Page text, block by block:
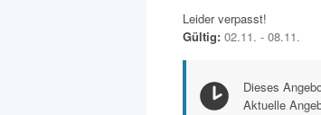
Leider verpasst!
Gültig: 02.11. - 08.11.
Dieses
Aktuelle